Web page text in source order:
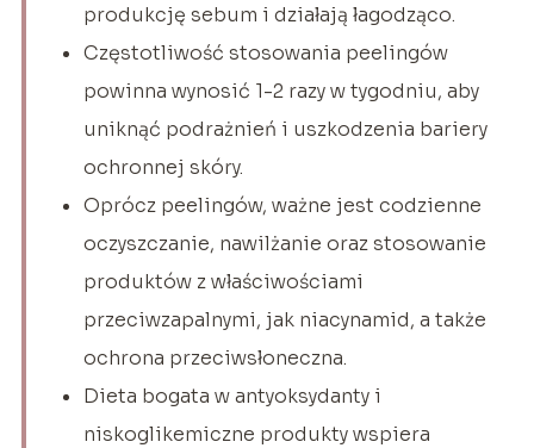
produkcję sebum i działają łagodząco.
Częstotliwość stosowania peelingów
powinna wynosić 1-2 razy w tygodniu, aby
uniknąć podrażnień i uszkodzenia bariery
ochronnej skóry.
Oprócz peelingów, ważne jest codzienne
oczyszczanie, nawilżanie oraz stosowanie
produktów z właściwościami
przeciwzapalnymi, jak niacynamid, a także
ochrona przeciwsłoneczna.
Dieta bogata w antyoksydanty i
niskoglikemiczne produkty wspiera